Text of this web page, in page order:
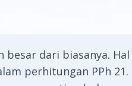
besar dari biasanya. Hal
perhitungan PPh 21.